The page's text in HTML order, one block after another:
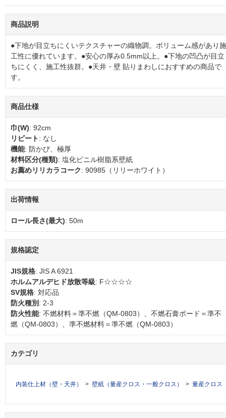
商品説明
●下地が目立ちにくいテクスチャーの織物調。ボリューム感があり施
工性に優れています。●安心の厚み0.5mm以上。●下地の凹凸が目立
ちにくく、施工性抜群。●天井・壁 貼りまわしにおすすめの商品で
す。
商品仕様
巾(W): 92cm
リピート: なし
機能: 防かび、極厚
材料区分(種類): 塩化ビニル樹脂系壁紙
お薦めリリカラコーク: 90985（リリーホワイト）
出荷情報
ロール長さ(最大): 50m
規格認定
JIS規格: JIS A 6921
ホルムアルデヒド放散等級: F☆☆☆☆
SV規格: 対応品
防火種別 : 2-3
防火性能: 不燃材料＝準不燃（QM-0803）、不燃石膏ボード＝準不
燃（QM-0803）、準不燃材料＝準不燃（QM-0803）
カテゴリ
内装仕上材（壁・天井） 壁紙（量産クロス・一般クロス） 量産クロス